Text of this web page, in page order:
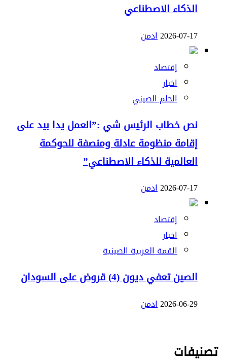
الذكاء الاصطناعي
2026-07-17ادمن
إقتصاد
اخبار
الحلم الصيني
نص خطاب الرئيس شي :”العمل يدا بيد على
إقامة منظومة عادلة ومنصفة للحوكمة
العالمية للذكاء الاصطناعي”
2026-07-17ادمن
إقتصاد
اخبار
القمة العربية الصينية
الصين تعفي ديون (4) قروض على السودان
2026-06-29ادمن
تصنيفات